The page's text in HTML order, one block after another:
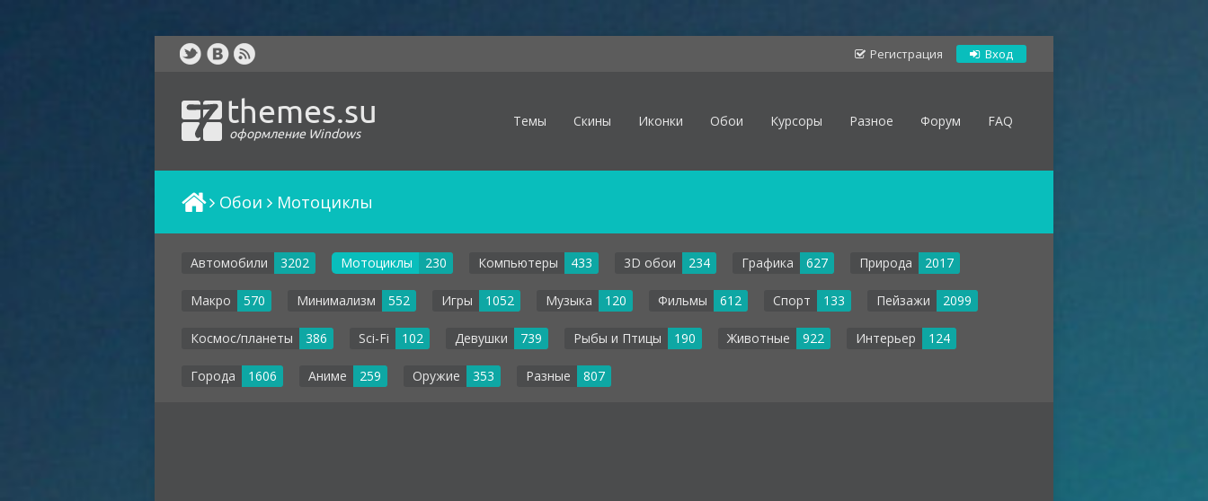
Регистрация Вход
themes.su
оформление Windows
Темы Скины Иконки Обои Курсоры Разное Форум FAQ
Обои Мотоциклы
Автомобили 3202 Мотоциклы 230 Компьютеры 433 3D обои 234 Графика 627 Природа 2017
Макро 570 Минимализм 552 Игры 1052 Музыка 120 Фильмы 612 Спорт 133 Пейзажи 2099
Космос/планеты 386 Sci-Fi 102 Девушки 739 Рыбы и Птицы 190 Животные 922 Интерьер 124
Города 1606 Аниме 259 Оружие 353 Разные 807